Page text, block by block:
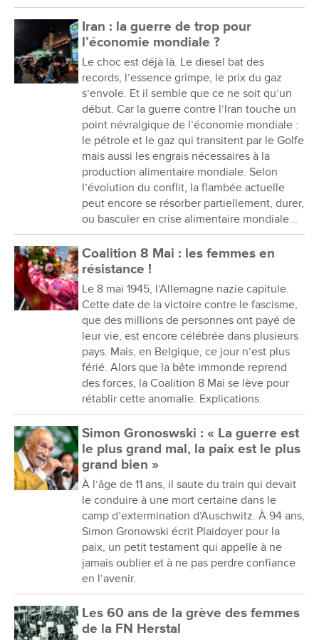
Iran : la guerre de trop pour
l’économie mondiale ?
Le choc est déjà là. Le diesel bat des
records, l’essence grimpe, le prix du gaz
s’envole. Et il semble que ce ne soit qu’un
début. Car la guerre contre l’Iran touche un
point névralgique de l’économie mondiale :
le pétrole et le gaz qui transitent par le Golfe
mais aussi les engrais nécessaires à la
production alimentaire mondiale. Selon
l’évolution du conflit, la flambée actuelle
peut encore se résorber partiellement, durer,
ou basculer en crise alimentaire mondiale...
Coalition 8 Mai : les femmes en
résistance !
Le 8 mai 1945, l’Allemagne nazie capitule.
Cette date de la victoire contre le fascisme,
que des millions de personnes ont payé de
leur vie, est encore célébrée dans plusieurs
pays. Mais, en Belgique, ce jour n’est plus
férié. Alors que la bête immonde reprend
des forces, la Coalition 8 Mai se lève pour
rétablir cette anomalie. Explications.
Simon Gronoswski : « La guerre est
le plus grand mal, la paix est le plus
grand bien »
À l’âge de 11 ans, il saute du train qui devait
le conduire à une mort certaine dans le
camp d’extermination d’Auschwitz. À 94 ans,
Simon Gronowski écrit Plaidoyer pour la
paix, un petit testament qui appelle à ne
jamais oublier et à ne pas perdre confiance
en l’avenir.
Les 60 ans de la grève des femmes
de la FN Herstal